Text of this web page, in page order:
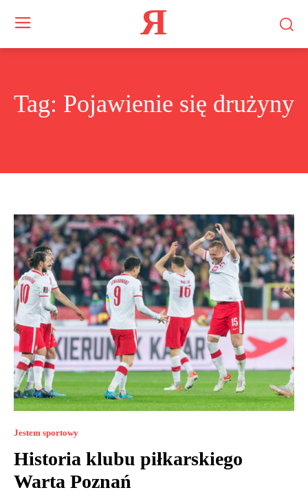
Я
Tag: Pojawienie się drużyny
Jestem sportowy
Historia klubu piłkarskiego
Warta Poznań